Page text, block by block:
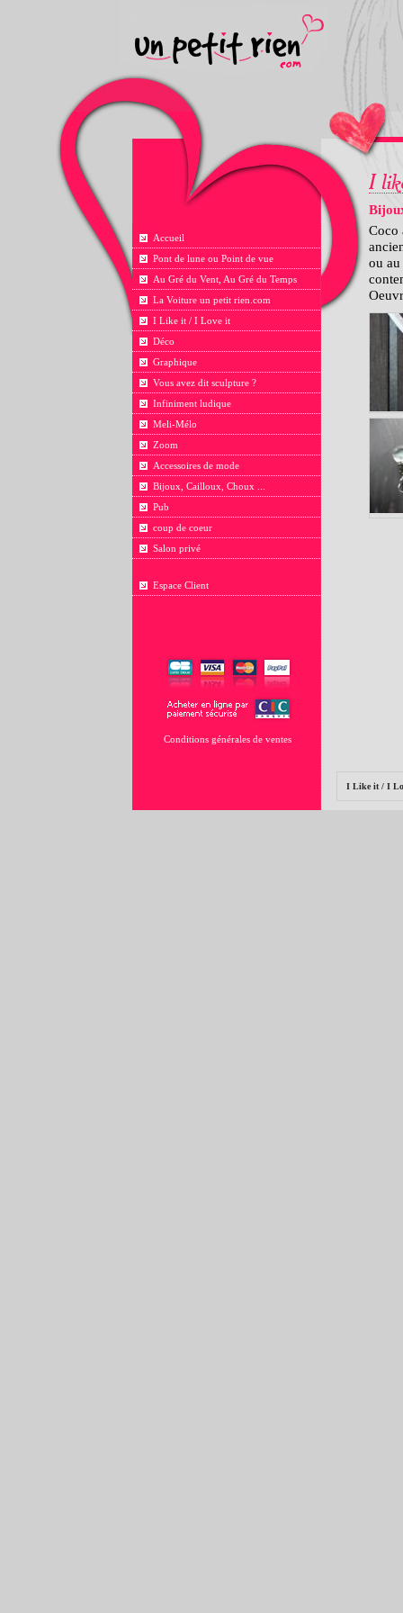
Accueil
Pont de lune ou Point de vue
Au Gré du Vent, Au Gré du Temps
La Voiture un petit rien.com
I Like it / I Love it
Déco
Graphique
Vous avez dit sculpture ?
Infiniment ludique
Meli-Mélo
Zoom
Accessoires de mode
Bijoux, Cailloux, Choux ...
Pub
coup de coeur
Salon privé
Espace Client
Conditions générales de ventes
Coco
ou
I Like it / I